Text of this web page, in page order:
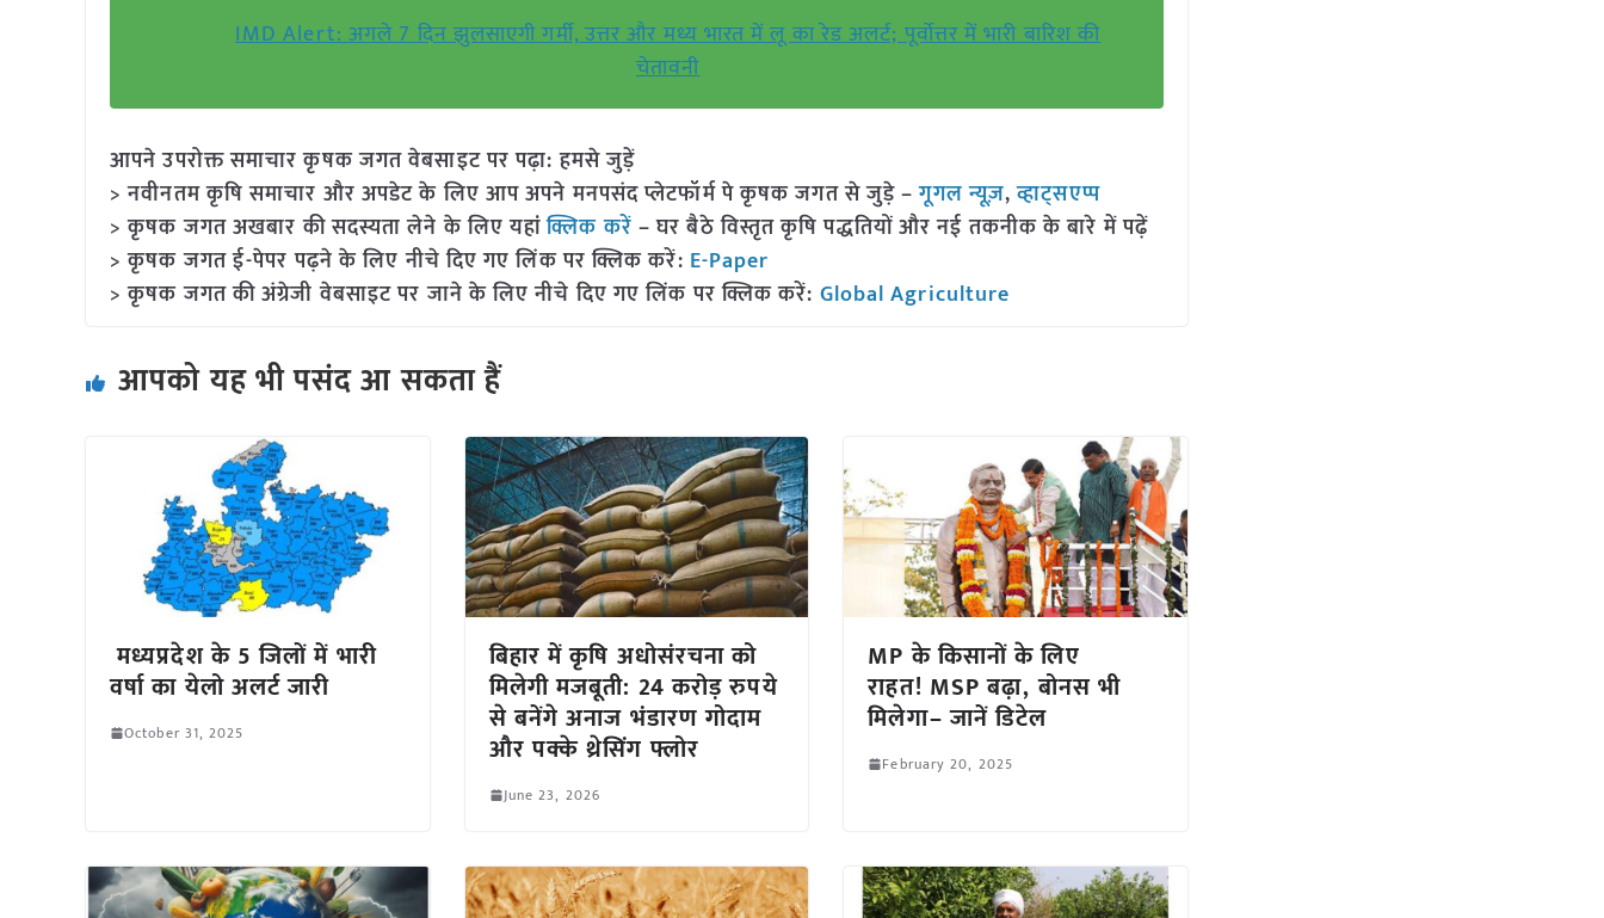
IMD Alert: अगले 7 दिन झुलसाएगी गर्मी, उत्तर और मध्य भारत में लू का रेड अलर्ट; पूर्वोत्तर में भारी बारिश की
चेतावनी
आपने उपरोक्त समाचार कृषक जगत वेबसाइट पर पढ़ा: हमसे जुड़ें
> नवीनतम कृषि समाचार और अपडेट के लिए आप अपने मनपसंद प्लेटफॉर्म पे कृषक जगत से जुड़े –गूगल न्यूज़,व्हाट्सएप्प
> कृषक जगत अखबार की सदस्यता लेने के लिए यहांक्लिक करें – घर बैठे विस्तृत कृषि पद्धतियों और नई तकनीक के बारे में पढ़ें
> कृषक जगत ई-पेपर पढ़ने के लिए नीचे दिए गए लिंक पर क्लिक करें: E-Paper
> कृषक जगत की अंग्रेजी वेबसाइट पर जाने के लिए नीचे दिए गए लिंक पर क्लिक करें: Global Agriculture
आपको यह भी पसंद आ सकता हैं
मध्यप्रदेश के 5 जिलों में भारी
वर्षा का येलो अलर्ट जारी
October 31, 2025
बिहार में कृषि अधोसंरचना को
मिलेगी मजबूती: 24 करोड़ रुपये
से बनेंगे अनाज भंडारण गोदाम
और पक्के थ्रेसिंग फ्लोर
June 23, 2026
MP के किसानों के लिए
राहत! MSP बढ़ा, बोनस भी
मिलेगा– जानें डिटेल
February 20, 2025